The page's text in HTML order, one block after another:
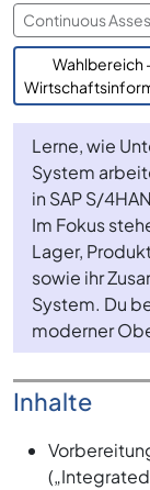
Continuous
Wahlbereich
Lerne, wie
System
in SAP S/
Im Fokus
Lager,
sowie ihr
System. Du
moderner
Inhalte
(„Integrated